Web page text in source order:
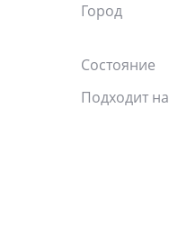
Город
Состояние
Подходит